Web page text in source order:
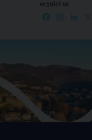
seguici su
Facebook